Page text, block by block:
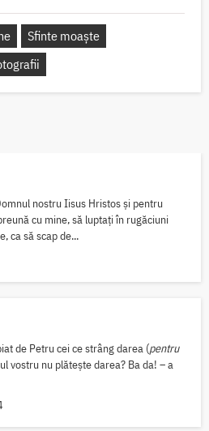
Sfinte moaște
nostru Iisus Hristos și pentru
cu mine, să luptați în rugăciuni
ca să scap de...
de Petru cei ce strâng darea (pentru
vostru nu plătește darea? Ba da! – a